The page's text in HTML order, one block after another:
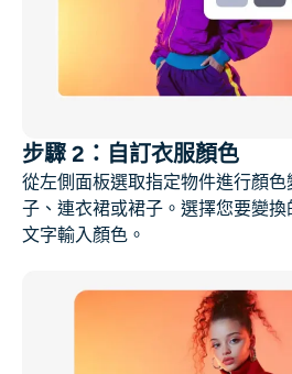
視頻增強器
影片浮水印去除器
步驟 2：自訂衣服顏色
從左側面板選取指定物件進行顏
子、連衣裙或裙子。選擇您要變換
文字輸入顏色。